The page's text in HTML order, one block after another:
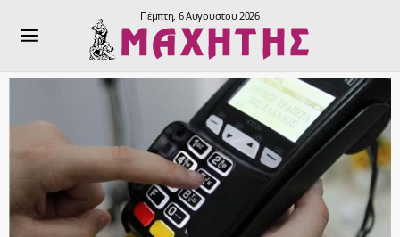
Πέμπτη, 6 Αυγούστου 2026